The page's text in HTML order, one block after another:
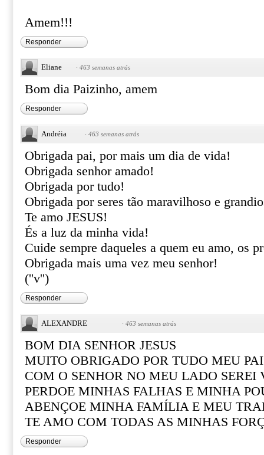
Amem!!!
Responder
Eliane · 463 semanas atrás
Bom dia Paizinho, amem
Responder
Andréia · 463 semanas atrás
Obrigada pai, por mais um dia de vida!
Obrigada senhor amado!
Obrigada por tudo!
Obrigada por seres tão maravilhoso e
Te amo JESUS!
És a luz da minha vida!
Cuide sempre daqueles a quem eu amo, os
Obrigada mais uma vez meu senhor!
(''v'')
Responder
ALEXANDRE · 463 semanas atrás
BOM DIA SENHOR JESUS
MUITO OBRIGADO POR TUDO MEU PAI
COM O SENHOR NO MEU LADO SEREI
PERDOE MINHAS FALHAS E MINHA
ABENÇOE MINHA FAMÍLIA E MEU
TE AMO COM TODAS AS MINHAS
Responder